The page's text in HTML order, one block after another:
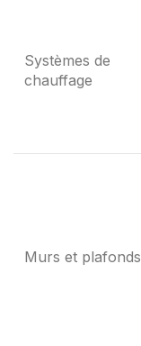
Systèmes de
chauffage
Murs et plafonds